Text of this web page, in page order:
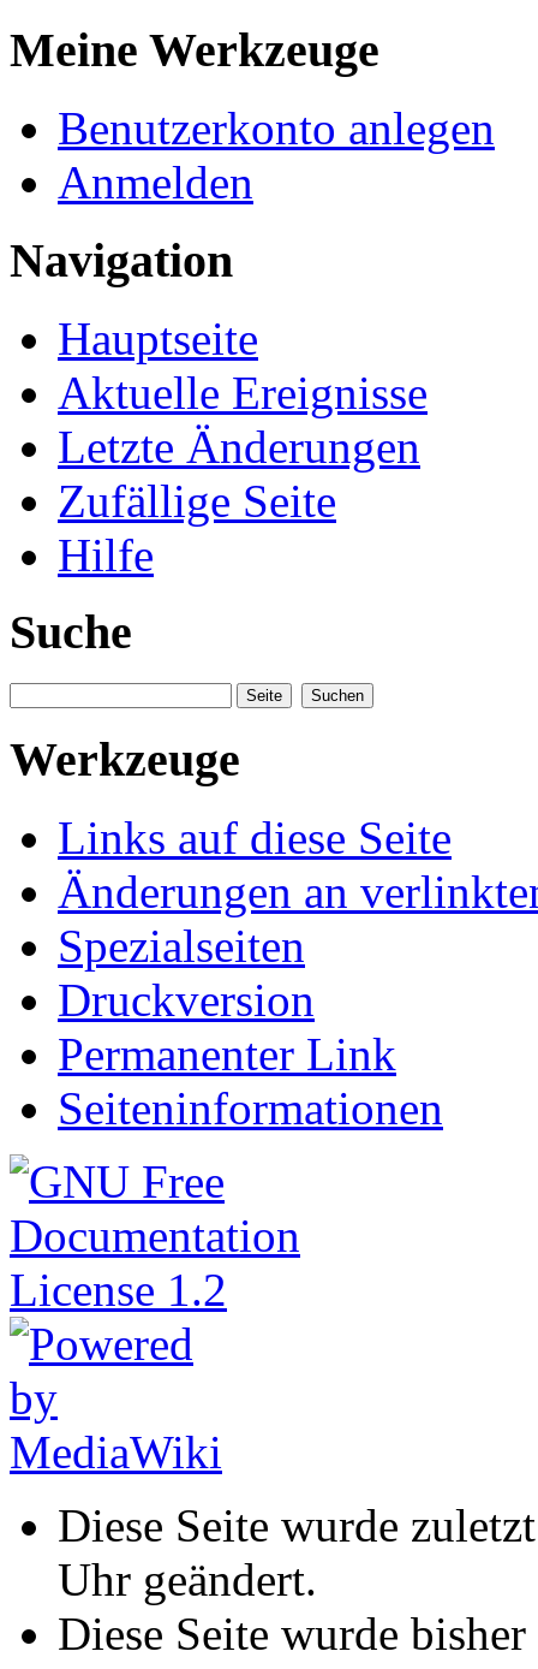
Meine Werkzeuge
Benutzerkonto anlegen
Anmelden
Navigation
Hauptseite
Aktuelle Ereignisse
Letzte Änderungen
Zufällige Seite
Hilfe
Suche
Werkzeuge
Links auf diese Seite
Änderungen an
Spezialseiten
Druckversion
Permanenter Link
Seiteninformationen
Diese Seite wurde
Uhr geändert.
Diese Seite wurde